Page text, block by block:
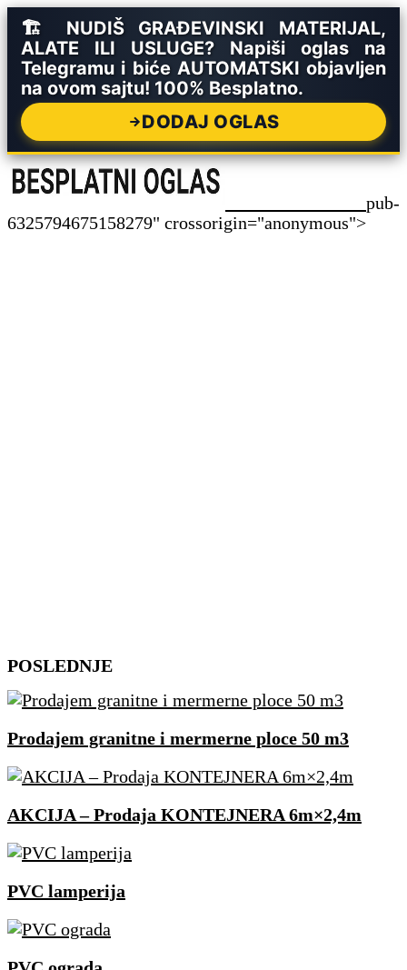
🏗️ NUDIŠ GRAĐEVINSKI MATERIJAL,
ALATE ILI USLUGE? Napiši oglas na
Telegramu i biće AUTOMATSKI objavljen
na ovom sajtu! 100% Besplatno.
DODAJ OGLAS
pub-
6325794675158279" crossorigin="anonymous">
Skip
content
POSLEDNJE
Prodajem granitne i mermerne ploce 50 m3
AKCIJA – Prodaja KONTEJNERA 6m×2,4m
PVC lamperija